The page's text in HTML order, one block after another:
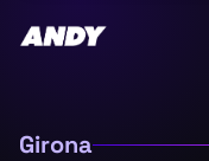
Girona